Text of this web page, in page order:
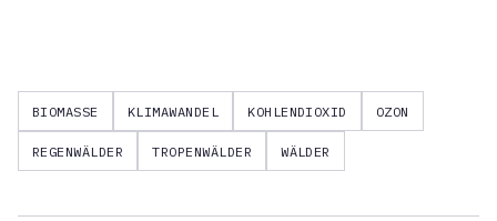
BIOMASSE KLIMAWANDEL KOHLENDIOXID OZON
REGENWÄLDER TROPENWÄLDER WÄLDER